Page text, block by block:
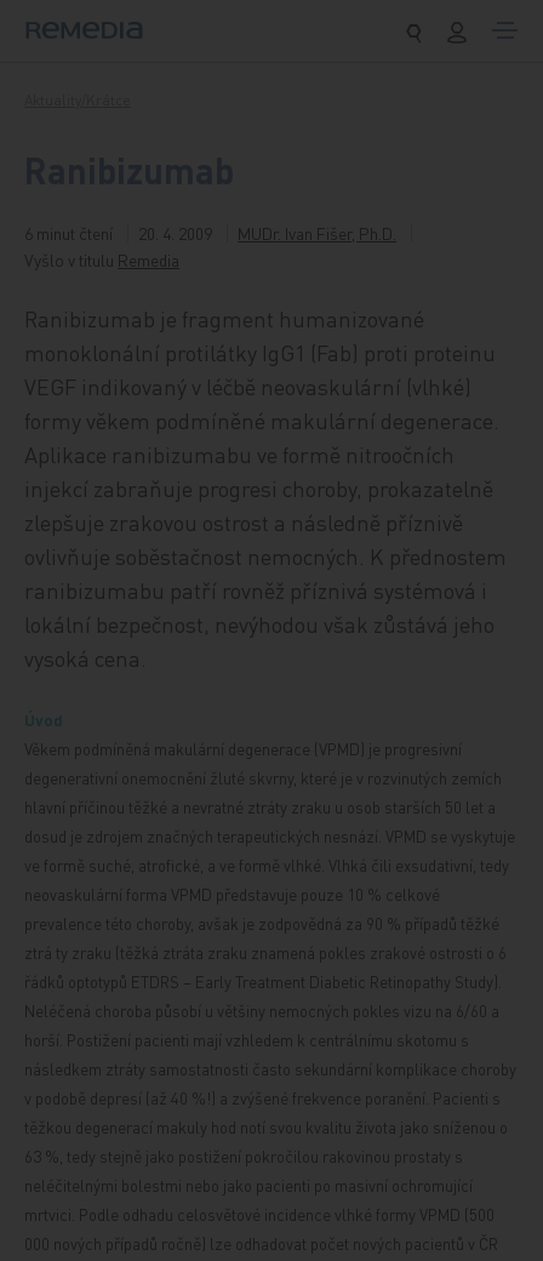
6 minut čtení 20. 4. 2009
MUDr. Ivan Fišer, Ph.D.
Vyšlo v titulu Remedia
Ranibizumab je fragment humanizované
monoklonální protilátky IgG1 (Fab) proti proteinu
VEGF indikovaný v léčbě neovaskulární (vlhké)
formy věkem podmíněné makulární degenerace.
Aplikace ranibizumabu ve formě nitroočních
injekcí zabraňuje progresi choroby, prokazatelně
zlepšuje zrakovou ostrost a následně příznivě
ovlivňuje soběstačnost nemocných. K přednostem
ranibizumabu patří rovněž příznivá systémová i
lokální bezpečnost, nevýhodou však zůstává jeho
vysoká cena.
Úvod
Věkem podmíněná makulární degenerace (VPMD) je progresivní
degenerativní onemocnění žluté skvrny, které je v rozvinutých zemích
hlavní příčinou těžké a nevratné ztráty zraku u osob starších 50 let a
dosud je zdrojem značných terapeutických nesnází. VPMD se vyskytuje
ve formě suché, atrofické, a ve formě vlhké. Vlhká čili exsudativní, tedy
neovaskulární forma VPMD představuje pouze 10 % celkové
prevalence této choroby, avšak je zodpovědná za 90 % případů těžké
ztrá ty zraku (těžká ztráta zraku znamená pokles zrakové ostrosti o 6
řádků optotypů ETDRS – Early Treatment Diabetic Retinopathy Study).
Neléčená choroba působí u většiny nemocných pokles vizu na 6/60 a
horší. Postižení pacienti mají vzhledem k centrálnímu skotomu s
následkem ztráty samostatnosti často sekundární komplikace choroby
v podobě depresí (až 40 %!) a zvýšené frekvence poranění. Pacienti s
těžkou degenerací makuly hod notí svou kvalitu života jako sníženou o
63 %, tedy stejně jako postižení pokročilou rakovinou prostaty s
neléčitelnými bolestmi nebo jako pacienti po masivní ochromující
mrtvici. Podle odhadu celosvětové incidence vlhké formy VPMD (500
000 nových případů ročně) lze odhadovat počet nových pacientů v ČR